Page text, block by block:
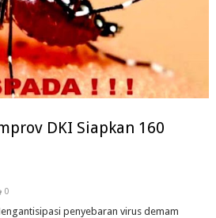
DKI Siapkan 160
0
penyebaran virus demam